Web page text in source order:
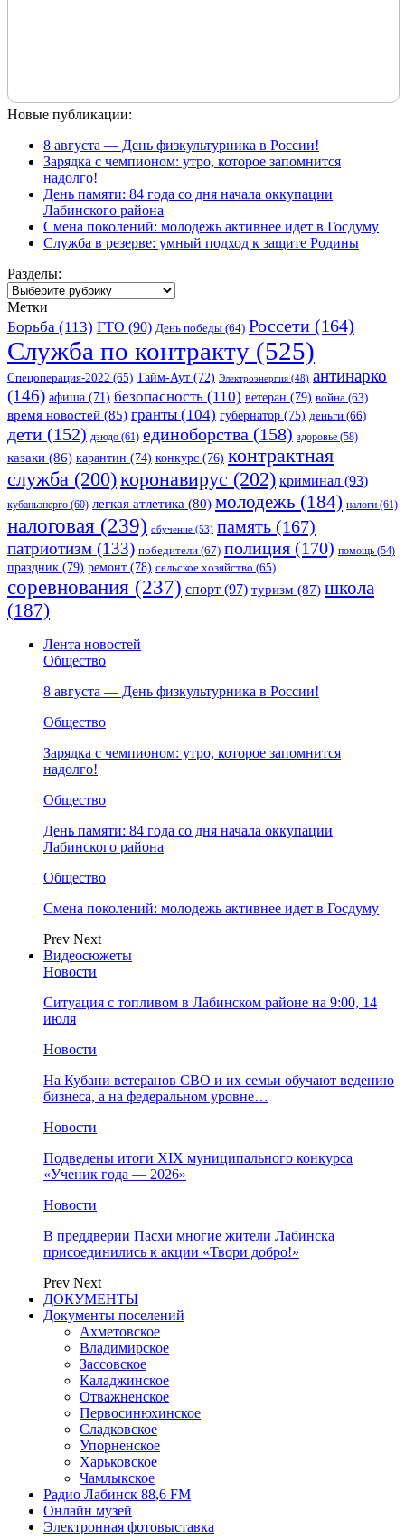
Новые публикации:
8 августа — День физкультурника в России!
Зарядка с чемпионом: утро, которое запомнится
надолго!
День памяти: 84 года со дня начала оккупации
Лабинского района
Смена поколений: молодежь активнее идет в Госдуму
Служба в резерве: умный подход к защите Родины
Разделы:
Разделы:
Метки
Борьба (113) ГТО (90) День победы (64) Россети (164)
Служба по контракту (525)
Спецоперация-2022 (65) Тайм-Аут (72) Электроэнергия (48) антинарко
(146) афиша (71) безопасность (110) ветеран (79) война (63)
время новостей (85) гранты (104) губернатор (75) деньги (66)
дети (152) дзюдо (61) единоборства (158) здоровье (58)
казаки (86) карантин (74) конкурс (76) контрактная
служба (200)коронавирус (202) криминал (93)
кубаньэнерго (60) легкая атлетика (80) молодежь (184) налоги (61)
налоговая (239) обучение (53) память (167)
патриотизм (133) победители (67) полиция (170) помощь (54)
праздник (79) ремонт (78) сельское хозяйство (65)
соревнования (237) спорт (97) туризм (87) школа
(187)
Лента новостей
Общество
8 августа — День физкультурника в России!
Общество
Зарядка с чемпионом: утро, которое запомнится
надолго!
Общество
День памяти: 84 года со дня начала оккупации
Лабинского района
Общество
Смена поколений: молодежь активнее идет в Госдуму
Prev Next
Видеосюжеты
Новости
Ситуация с топливом в Лабинском районе на 9:00, 14
июля
Новости
На Кубани ветеранов СВО и их семьи обучают ведению
бизнеса, а на федеральном уровне…
Новости
Подведены итоги XIX муниципального конкурса
«Ученик года — 2026»
Новости
В преддверии Пасхи многие жители Лабинска
присоединились к акции «Твори добро!»
Prev Next
ДОКУМЕНТЫ
Документы поселений
Ахметовское
Владимирское
Зассовское
Каладжинское
Отважненское
Первосинюхинское
Сладковское
Упорненское
Харьковское
Чамлыкское
Радио Лабинск 88,6 FM
Онлайн музей
Электронная фотовыставка